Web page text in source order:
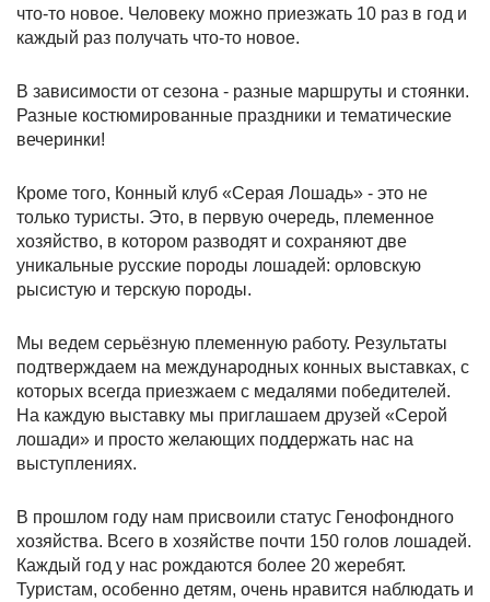
что-то новое. Человеку можно приезжать 10 раз в год и
каждый раз получать что-то новое.
В зависимости от сезона - разные маршруты и стоянки.
Разные костюмированные праздники и тематические
вечеринки!
Кроме того, Конный клуб «Серая Лошадь» - это не
только туристы. Это, в первую очередь, племенное
хозяйство, в котором разводят и сохраняют две
уникальные русские породы лошадей: орловскую
рысистую и терскую породы.
Мы ведем серьёзную племенную работу. Результаты
подтверждаем на международных конных выставках, с
которых всегда приезжаем с медалями победителей.
На каждую выставку мы приглашаем друзей «Серой
лошади» и просто желающих поддержать нас на
выступлениях.
В прошлом году нам присвоили статус Генофондного
хозяйства. Всего в хозяйстве почти 150 голов лошадей.
Каждый год у нас рождаются более 20 жеребят.
Туристам, особенно детям, очень нравится наблюдать и